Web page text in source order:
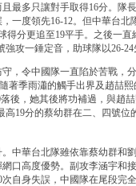
最多只讓對手取得16分。隊
一度領先16-12。但中華台
得分更追至19平手。之後一
攻一錘定音，助球隊以26-24
，令中國隊一直陷於苦戰，
著季雨瀟的觸手出界及趙喆
後，她其後將功補過，與趙
19分的蔡幼群在二、四號
中華台北隊雖依靠蔡幼群和
口高度優勢。副攻李涵宇和
自身失誤，中國隊在尾段完